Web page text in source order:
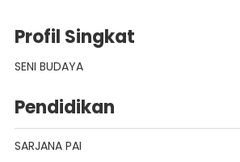
Profil Singkat
SENI BUDAYA
Pendidikan
SARJANA PAI